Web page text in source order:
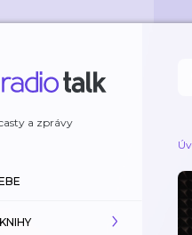
a zprávy